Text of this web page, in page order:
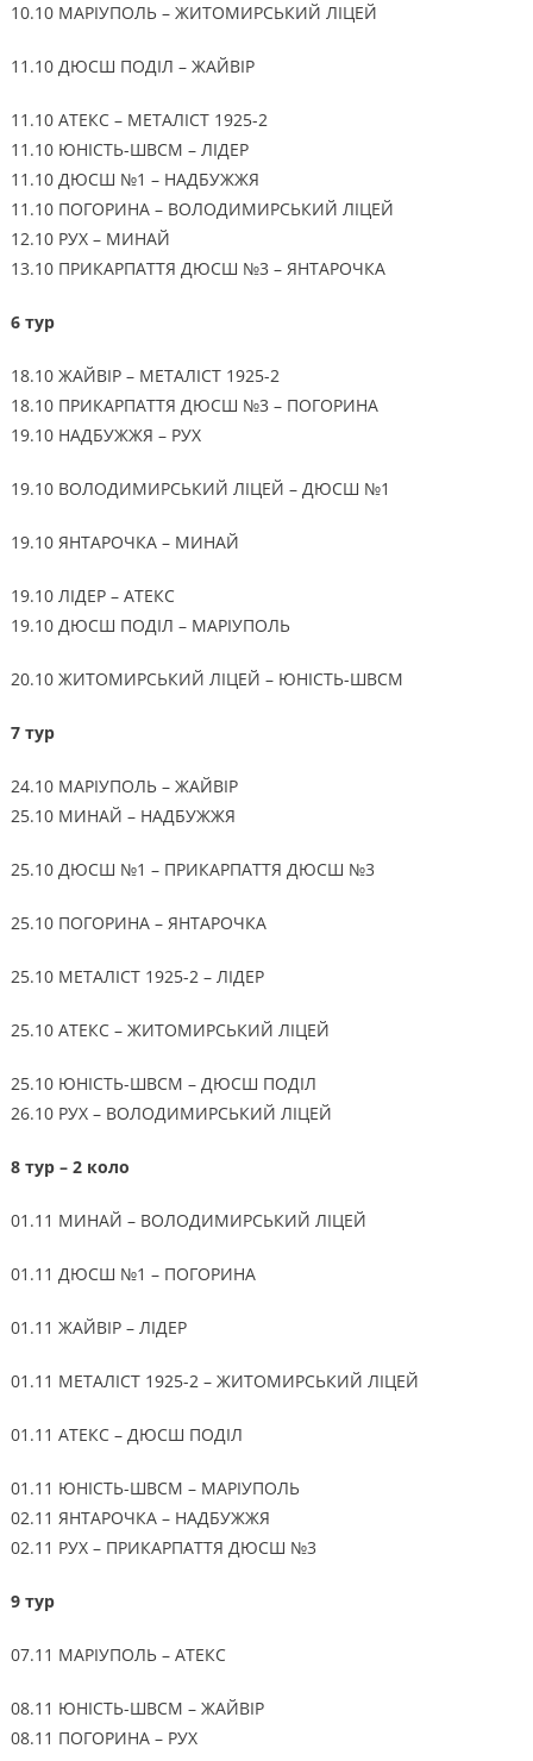
10.10 МАРІУПОЛЬ – ЖИТОМИРСЬКИЙ ЛІЦЕЙ
11.10 ДЮСШ ПОДІЛ – ЖАЙВІР
11.10 АТЕКС – МЕТАЛІСТ 1925-2
11.10 ЮНІСТЬ-ШВСМ – ЛІДЕР
11.10 ДЮСШ №1 – НАДБУЖЖЯ
11.10 ПОГОРИНА – ВОЛОДИМИРСЬКИЙ ЛІЦЕЙ
12.10 РУХ – МИНАЙ
13.10 ПРИКАРПАТТЯ ДЮСШ №3 – ЯНТАРОЧКА
6 тур
18.10 ЖАЙВІР – МЕТАЛІСТ 1925-2
18.10 ПРИКАРПАТТЯ ДЮСШ №3 – ПОГОРИНА
19.10 НАДБУЖЖЯ – РУХ
19.10 ВОЛОДИМИРСЬКИЙ ЛІЦЕЙ – ДЮСШ №1
19.10 ЯНТАРОЧКА – МИНАЙ
19.10 ЛІДЕР – АТЕКС
19.10 ДЮСШ ПОДІЛ – МАРІУПОЛЬ
20.10 ЖИТОМИРСЬКИЙ ЛІЦЕЙ – ЮНІСТЬ-ШВСМ
7 тур
24.10 МАРІУПОЛЬ – ЖАЙВІР
25.10 МИНАЙ – НАДБУЖЖЯ
25.10 ДЮСШ №1 – ПРИКАРПАТТЯ ДЮСШ №3
25.10 ПОГОРИНА – ЯНТАРОЧКА
25.10 МЕТАЛІСТ 1925-2 – ЛІДЕР
25.10 АТЕКС – ЖИТОМИРСЬКИЙ ЛІЦЕЙ
25.10 ЮНІСТЬ-ШВСМ – ДЮСШ ПОДІЛ
26.10 РУХ – ВОЛОДИМИРСЬКИЙ ЛІЦЕЙ
8 тур – 2 коло
01.11 МИНАЙ – ВОЛОДИМИРСЬКИЙ ЛІЦЕЙ
01.11 ДЮСШ №1 – ПОГОРИНА
01.11 ЖАЙВІР – ЛІДЕР
01.11 МЕТАЛІСТ 1925-2 – ЖИТОМИРСЬКИЙ ЛІЦЕЙ
01.11 АТЕКС – ДЮСШ ПОДІЛ
01.11 ЮНІСТЬ-ШВСМ – МАРІУПОЛЬ
02.11 ЯНТАРОЧКА – НАДБУЖЖЯ
02.11 РУХ – ПРИКАРПАТТЯ ДЮСШ №3
9 тур
07.11 МАРІУПОЛЬ – АТЕКС
08.11 ЮНІСТЬ-ШВСМ – ЖАЙВІР
08.11 ПОГОРИНА – РУХ